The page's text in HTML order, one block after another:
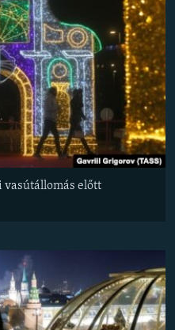
vasútállomás előtt